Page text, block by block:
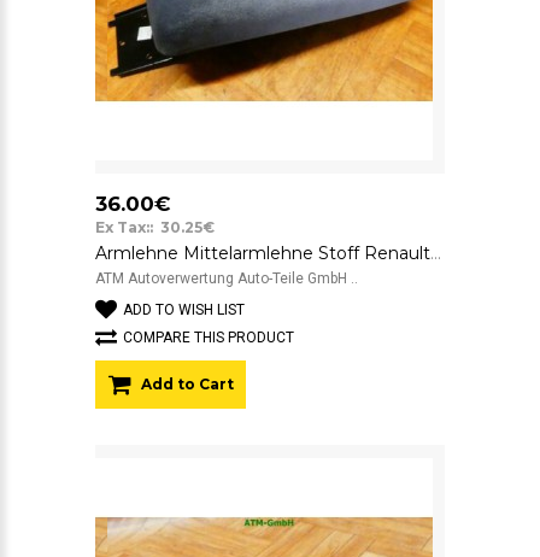
36.00€
Ex Tax:: 30.25€
Armlehne Mittelarmlehne Stoff Renault Laguna 1
ATM Autoverwertung Auto-Teile GmbH ..
ADD TO WISH LIST
COMPARE THIS PRODUCT
Add to Cart